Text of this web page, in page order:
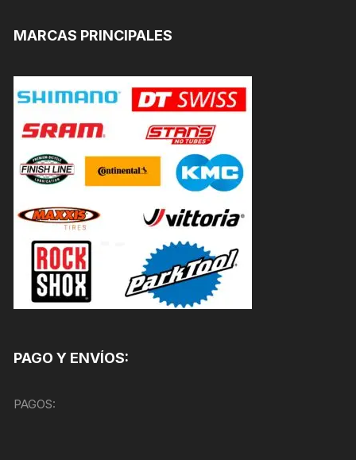
MARCAS PRINCIPALES
PAGO Y ENVÍOS:
PAGOS: